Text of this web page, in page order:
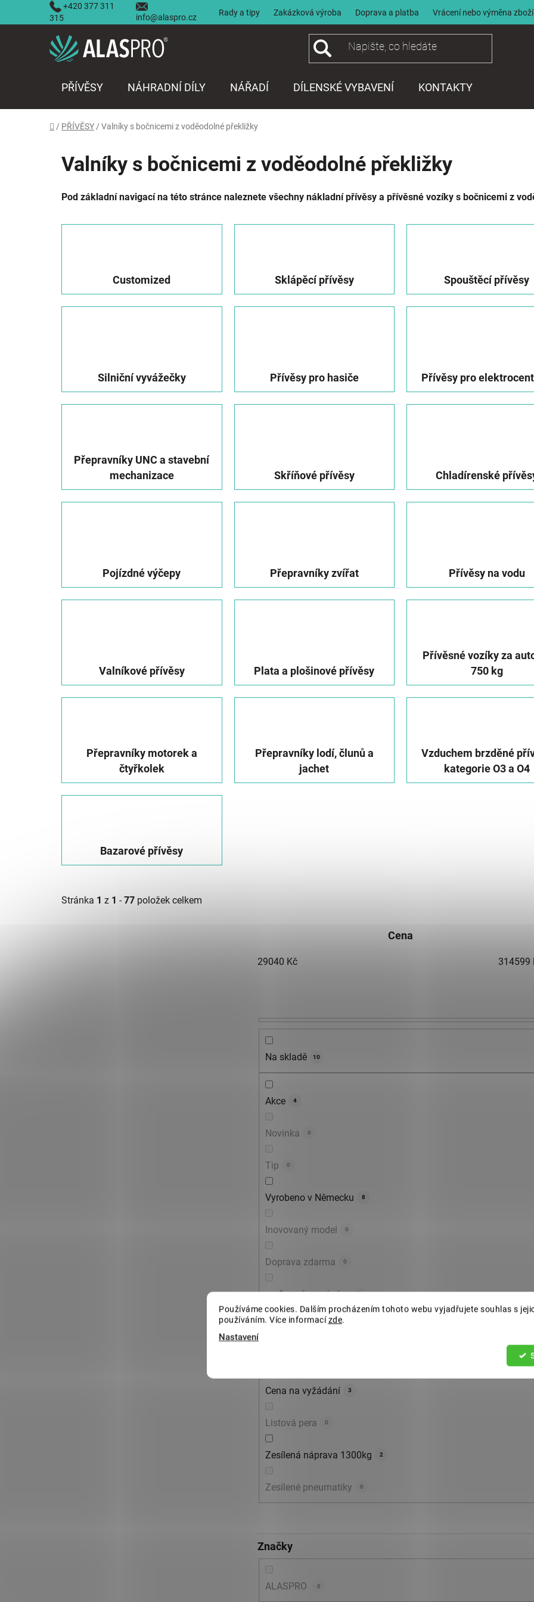
Používáme cookies. Dalším procházením tohoto webu vyjadřujete souhlas s
používáním. Více informacízde.
Nastavení
+420 377 311
315
info@alaspro.cz Rady a tipy Zakázková výroba Doprava a platba Vrácení nebo výměna zboží
PŘÍVĚSY NÁHRADNÍ DÍLY NÁŘADÍ DÍLENSKÉ VYBAVENÍ KONTAKTY
Domů
/ PŘÍVĚSY / Valníky s bočnicemi z voděodolné překližky
Valníky s bočnicemi z voděodolné překližky
Pod základní navigací na této stránce naleznete všechny nákladní přívěsy a přívěsné vozíky s bočnicemi z
Customized Sklápěcí přívěsy Spouštěcí přívěsy
Silniční vyvážečky Přívěsy pro hasiče Přívěsy pro
Přepravníky UNC a stavební
mechanizace
Skříňové přívěsy Chladírenské
Pojízdné výčepy Přepravníky zvířat Přívěsy na vodu
Valníkové přívěsy Plata a plošinové přívěsy
Přívěsné vozíky za
750 kg
Přepravníky motorek a
čtyřkolek
Přepravníky lodí, člunů a
jachet
Vzduchem brzděné
kategorie O3 a O4
Bazarové přívěsy
Stránka 1 z 1 -77 položek celkem
Cena
29040 Kč 314599
Na skladě 10
Akce 4
Novinka 0
Tip 0
Vyrobeno v Německu 8
Inovovaný model 0
Doprava zdarma 0
profi svařovaný rám 0
schránka pro nájezdy zdarma
Cena na vyžádání 3
Listová pera 0
Zesílená náprava 1300kg 2
Zesílené pneumatiky 0
Značky
ALASPRO 0